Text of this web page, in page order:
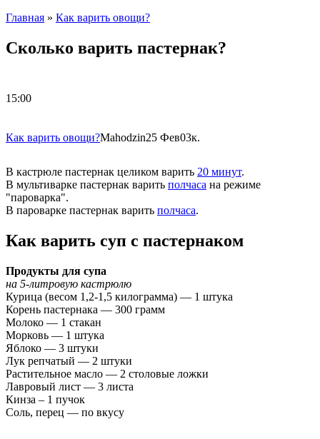
Главная » Как варить овощи?
Сколько варить пастернак?
15:00
Как варить овощи?Mahodzin25 Фев03к.
В кастрюле пастернак целиком варить 20 минут.
В мультиварке пастернак варить полчаса на режиме
"пароварка".
В пароварке пастернак варить полчаса.
Как варить суп с пастернаком
Продукты для супа
на 5-литровую кастрюлю
Курица (весом 1,2-1,5 килограмма) — 1 штука
Корень пастернака — 300 грамм
Молоко — 1 стакан
Морковь — 1 штука
Яблоко — 3 штуки
Лук репчатый — 2 штуки
Растительное масло — 2 столовые ложки
Лавровый лист — 3 листа
Кинза – 1 пучок
Соль, перец — по вкусу